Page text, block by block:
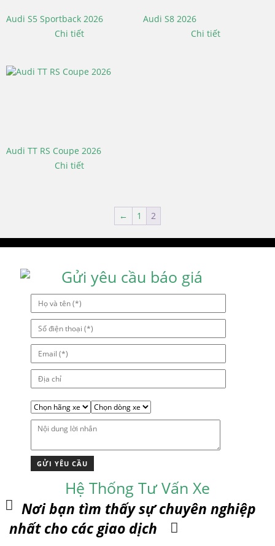
Audi S5 Sportback 2026
Chi tiết
Audi S8 2026
Chi tiết
Audi TT RS Coupe 2026
Chi tiết
← 1 2
Gửi yêu cầu báo giá
Hệ Thống Tư Vấn Xe
Nơi bạn tìm thấy sự chuyên nghiệp
nhất cho các giao dịch